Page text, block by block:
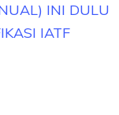
INI DULU
IATF